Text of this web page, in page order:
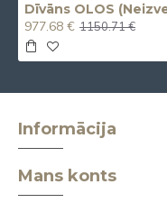
977.68 € 1150.71 €
Informācija
Mans konts